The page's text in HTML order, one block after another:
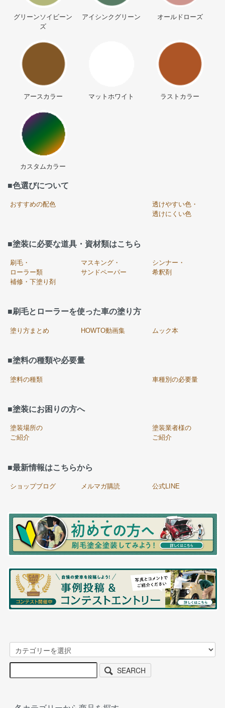
グリーンソイビーン
ズ
アイシンクグリーン オールドローズ
アースカラー マットホワイト ラストカラー
カスタムカラー
■色選びについて
おすすめの配色
透けやすい色・
透けにくい色
■塗装に必要な道具・資材類はこちら
刷毛・
ローラー類
マスキング・
サンドペーパー
シンナー・
希釈剤
補修・下塗り剤
■刷毛とローラーを使った車の塗り方
塗り方まとめ HOWTO動画集 ムック本
■塗料の種類や必要量
塗料の種類 車種別の必要量
■塗装にお困りの方へ
塗装場所の
ご紹介
塗装業者様の
ご紹介
■最新情報はこちらから
ショップブログ メルマガ購読 公式LINE
SEARCH